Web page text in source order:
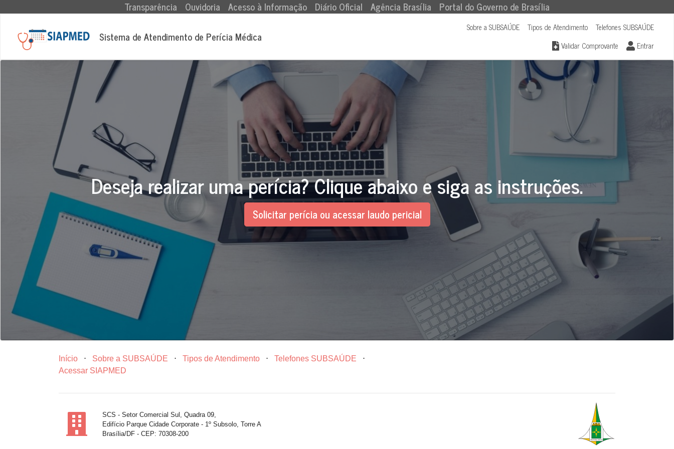
Transparência (current)
Ouvidoria Acesso à Informação Diário Oficial Agência Brasília Portal do Governo de Brasília
Sistema de Atendimento de Perícia Médica
Sobre a SUBSAÚDE Tipos de Atendimento
Telefones SUBSAÚDE
Validar Comprovante
Entrar
Deseja realizar uma perícia? Clique abaixo e siga as instruções.
Solicitar perícia ou acessar laudo pericial
Início ⋅ Sobre a SUBSAÚDE ⋅ Tipos de Atendimento ⋅ Telefones SUBSAÚDE
⋅
Acessar SIAPMED
SCS - Setor Comercial Sul, Quadra 09,
Edifício Parque Cidade Corporate - 1º Subsolo, Torre A
Brasília/DF - CEP: 70308-200